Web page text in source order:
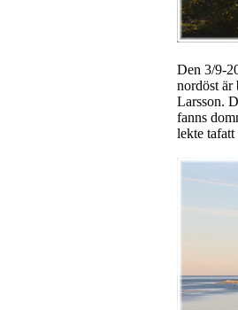
Den 3/9-
nordöst är
Larsson.
fanns
lekte tafatt